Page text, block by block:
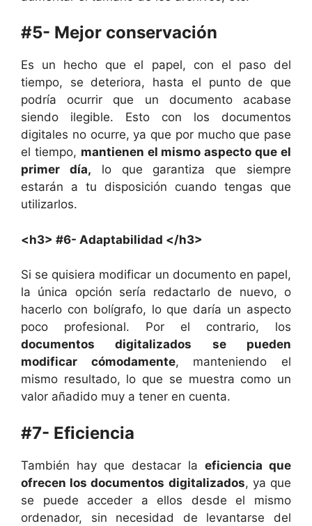
#5- Mejor conservación
Es un hecho que el papel, con el paso del
tiempo, se deteriora, hasta el punto de que
podría ocurrir que un documento acabase
siendo ilegible. Esto con los documentos
digitales no ocurre, ya que por mucho que pase
el tiempo, mantienen el mismo aspecto que el
primer día, lo que garantiza que siempre
estarán a tu disposición cuando tengas que
utilizarlos.
<h3> #6- Adaptabilidad </h3>
Si se quisiera modificar un documento en papel,
la única opción sería redactarlo de nuevo, o
hacerlo con bolígrafo, lo que daría un aspecto
poco profesional. Por el contrario, los
documentos digitalizados se pueden
modificar cómodamente, manteniendo el
mismo resultado, lo que se muestra como un
valor añadido muy a tener en cuenta.
#7- Eficiencia
También hay que destacar la eficiencia que
ofrecen los documentos digitalizados, ya que
se puede acceder a ellos desde el mismo
ordenador, sin necesidad de levantarse del